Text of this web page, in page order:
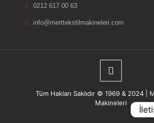
0212 617 00 63
info@merttekstilmakineleri.com
Tüm Hakları Saklıdır © 1969 & 2024 |
Makineleri